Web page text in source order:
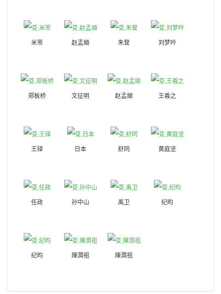
米芾 赵孟頫 朱耷 刘梦吟
郑板桥 文征明 赵孟頫 王羲之
王铎 日本 舒同 黄庭坚
任政 孙中山 禹卫 纪昀
纪昀 陳潤祖 陳潤祖